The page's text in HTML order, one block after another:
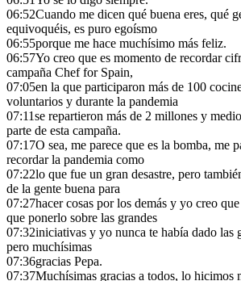
06:52Cuando me dicen qué buena eres, qué
equivoquéis, es puro egoísmo
06:55porque me hace muchísimo más feliz.
06:57Yo creo que es momento de recordar
campaña Chef for Spain,
07:05en la que participaron más de 100
voluntarios y durante la pandemia
07:11se repartieron más de 2 millones y
parte de esta campaña.
07:17O sea, me parece que es la bomba, me
recordar la pandemia como
07:22lo que fue un gran desastre, pero
de la gente buena para
07:27hacer cosas por los demás y yo creo
que ponerlo sobre las grandes
07:32iniciativas y yo nunca te había dado las
pero muchísimas
07:36gracias Pepa.
07:37Muchísimas gracias a todos, lo hicimos